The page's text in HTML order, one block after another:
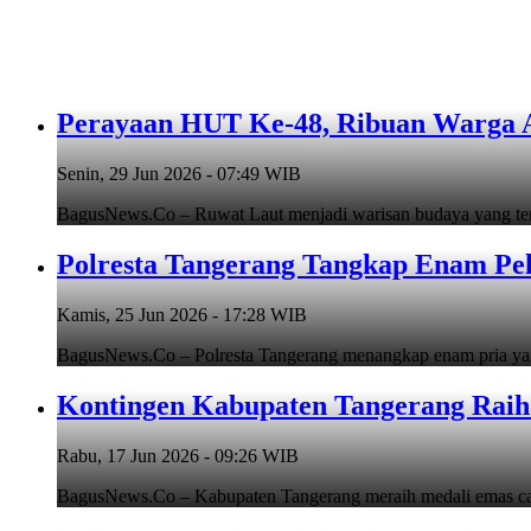
Perayaan HUT Ke-48, Ribuan
Senin, 29 Jun 2026 - 07:49 WIB
BagusNews.Co – Ruwat Laut menjadi warisan budaya yang
Polresta Tangerang Tangkap Enam
Kamis, 25 Jun 2026 - 17:28 WIB
BagusNews.Co – Polresta Tangerang menangkap enam pria
Kontingen Kabupaten Tangerang
Rabu, 17 Jun 2026 - 09:26 WIB
BagusNews.Co – Kabupaten Tangerang meraih medali